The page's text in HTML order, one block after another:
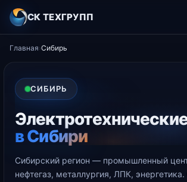
СК ТЕХГРУПП
Главная›Сибирь
СИБИРЬ
в Сибири
Сибирский регион — промышленный
нефтегаз, металлургия, ЛПК,